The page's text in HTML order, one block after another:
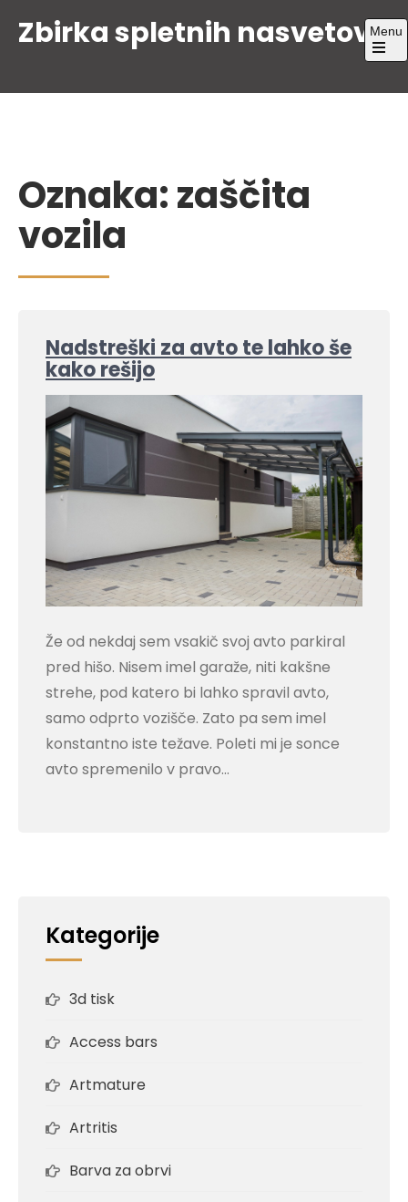
Zbirka spletnih nasvetovMenu
Open
main
Oznaka:zaščita
vozila
Nadstreški za avto te lahko še
kako rešijo
Že od nekdaj sem vsakič svoj avto parkiral
pred hišo. Nisem imel garaže, niti kakšne
strehe, pod katero bi lahko spravil avto,
samo odprto vozišče. Zato pa sem imel
konstantno iste težave. Poleti mi je sonce
avto spremenilo v pravo…
Kategorije
3d tisk
Access bars
Artmature
Artritis
Barva za obrvi